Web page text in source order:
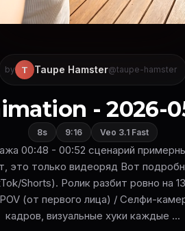
by T Taupe Hamster@taupe-hamster
- 2026-
8s 9:16 Veo 3.1 Fast
00:48 - 00:52 сценарий
это только видеоряд Вот
Shorts). Ролик разбит ровно на
(от первого лица) / Селфи-
кадров, визуальные хуки каждые ...